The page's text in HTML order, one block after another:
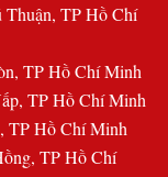
Thuận, TP Hồ Chí
TP Hồ Chí Minh
TP Hồ Chí Minh
TP Hồ Chí Minh
TP Hồ Chí